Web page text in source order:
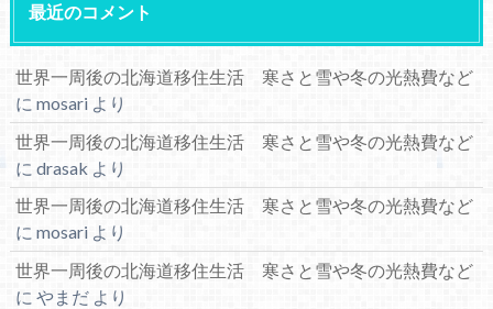
最近のコメント
世界一周後の北海道移住生活 寒さと雪や冬の光熱費など
に mosariより
世界一周後の北海道移住生活 寒さと雪や冬の光熱費など
に drasak より
世界一周後の北海道移住生活 寒さと雪や冬の光熱費など
に mosariより
世界一周後の北海道移住生活 寒さと雪や冬の光熱費など
に やまだより